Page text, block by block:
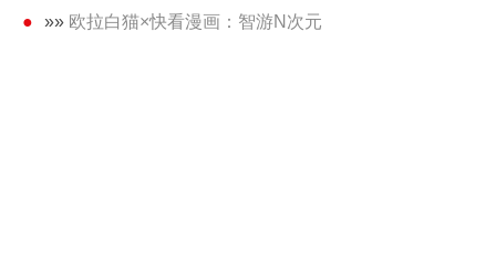
»» 欧拉白猫×快看漫画：智游N次元